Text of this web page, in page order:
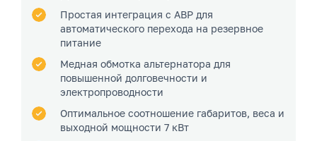
Простая интеграция с АВР для
автоматического перехода на резервное
питание
Медная обмотка альтернатора для
повышенной долговечности и
электропроводности
Оптимальное соотношение габаритов, веса и
выходной мощности 7 кВт